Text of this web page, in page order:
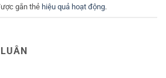
gắn thẻ hiệu quả hoạt động.